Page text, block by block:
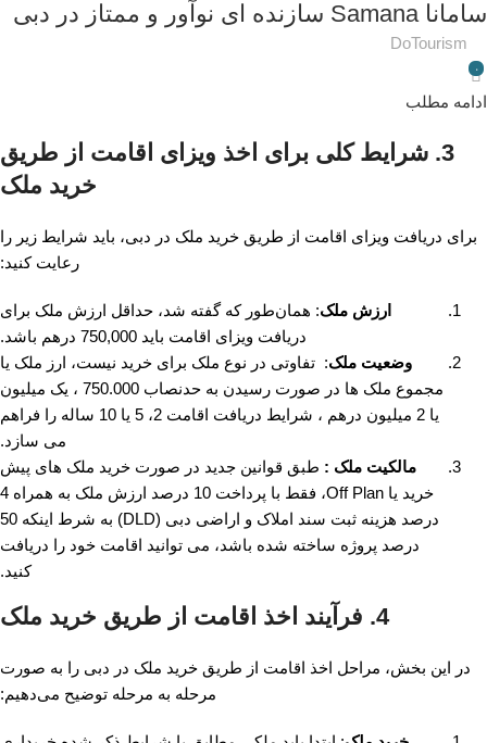
سامانا Samana سازنده ای نوآور و ممتاز در دبی
DoTourism
۰
ادامه مطلب
3. شرایط کلی برای اخذ ویزای اقامت از طریق
خرید ملک
برای دریافت ویزای اقامت از طریق خرید ملک در دبی، باید شرایط زیر را
رعایت کنید:
ارزش ملک: همان‌طور که گفته شد، حداقل ارزش ملک برای
دریافت ویزای اقامت باید 750,000 درهم باشد.
وضعیت ملک: تفاوتی در نوع ملک برای خرید نیست، ارز ملک یا
مجموع ملک ها در صورت رسیدن به حدنصاب 750.000 ، یک میلیون
یا 2 میلیون درهم ، شرایط دریافت اقامت 2، 5 یا 10 ساله را فراهم
می سازد.
مالکیت ملک : طبق قوانین جدید در صورت خرید ملک های پیش
خرید یا Off Plan، فقط با پرداخت 10 درصد ارزش ملک به همراه 4
درصد هزینه ثبت سند املاک و اراضی دبی (DLD) به شرط اینکه 50
درصد پروژه ساخته شده باشد، می توانید اقامت خود را دریافت
کنید.
4. فرآیند اخذ اقامت از طریق خرید ملک
در این بخش، مراحل اخذ اقامت از طریق خرید ملک در دبی را به صورت
مرحله به مرحله توضیح می‌دهیم: